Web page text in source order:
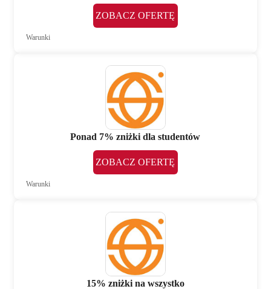
ZOBACZ OFERTĘ
Warunki
Ponad 7% zniżki dla studentów
ZOBACZ OFERTĘ
Warunki
15% zniżki na wszystko